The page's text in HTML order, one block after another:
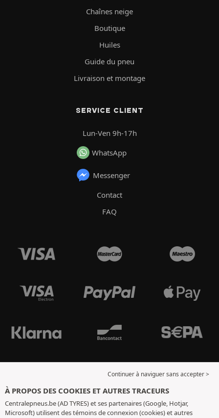
Chaînes neige
Boutique
Huiles
Guide du pneu
Livraison et montage
SERVICE CLIENT
Lun-Ven 9h-17h
WhatsApp
Messenger
Contact
FAQ
Continuer à naviguer sans accepter >
À PROPOS DES COOKIES ET AUTRES TRACEURS
Centralepneus.be (AD TYRES) et ses partenaires (Google, Hotjar,
Microsoft) utilisent des témoins de connexion (cookies) et autres